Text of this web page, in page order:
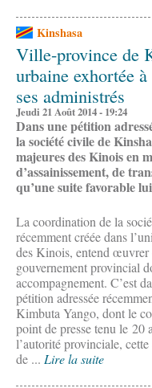
Kinshasa
Ville-province de
urbaine exhortée
ses administrés
Jeudi 21 Août 2014 - 19:24
Dans une pétition
la société civile de
majeures des Kinois en
d’assainissement, de
qu’une suite favorable
La coordination de la
récemment créée dans
des Kinois, entend œuvrer
gouvernement provincial
accompagnement. C’est
pétition adressée
Kimbuta Yango, dont le
point de presse tenu le 20
l’autorité provinciale,
de ... Lire la suite